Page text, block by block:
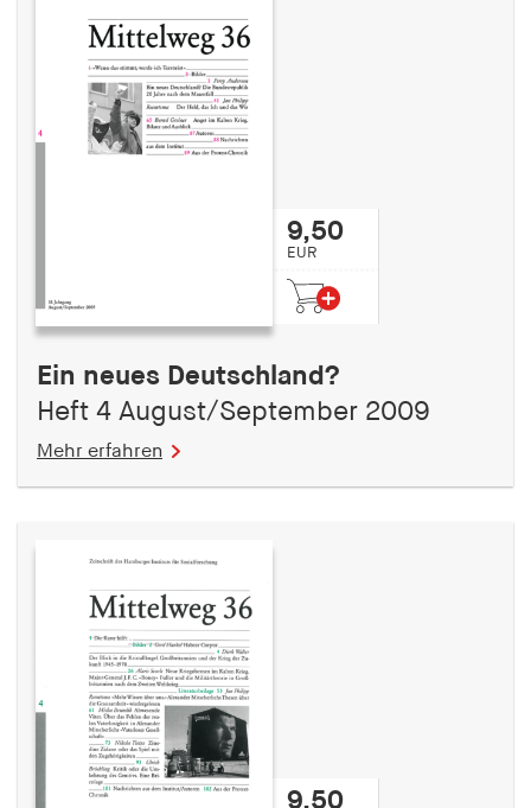
9,50
EUR
Ein neues Deutschland?
Heft 4 August/September 2009
Mehr erfahren
9,50
Anbieter:
hamburger-edition.de
Cookie Laufzeit:
Sitzung
Anbieter:
Cookie Laufzeit: